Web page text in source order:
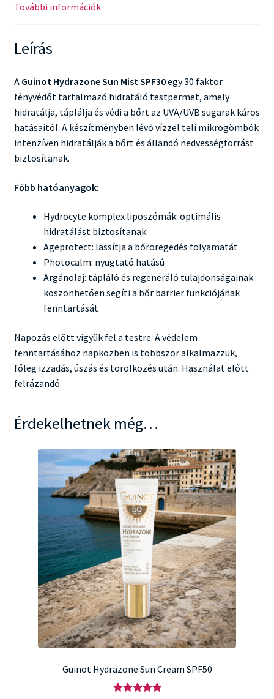
További információk
Leírás
A Guinot Hydrazone Sun Mist SPF30egy 30 faktor
fényvédőt tartalmazó hidratáló testpermet, amely
hidratálja, táplálja és védi a bőrt az UVA/UVB sugarak káros
hatásaitól. A készítményben lévő vízzel teli mikrogömbök
intenzíven hidratálják a bőrt és állandó nedvességforrást
biztosítanak.
Főbb hatóanyagok:
Hydrocyte komplex liposzómák: optimális
hidratálást biztosítanak
Ageprotect: lassítja a bőröregedés folyamatát
Photocalm: nyugtató hatású
Argánolaj: tápláló és regeneráló tulajdonságainak
köszönhetően segíti a bőr barrier funkciójának
fenntartását
Napozás előtt vigyük fel a testre. A védelem
fenntartásához napközben is többször alkalmazzuk,
főleg izzadás, úszás és törölközés után. Használat előtt
felrázandó.
Érdekelhetnek még…
Guinot Hydrazone Sun Cream SPF50